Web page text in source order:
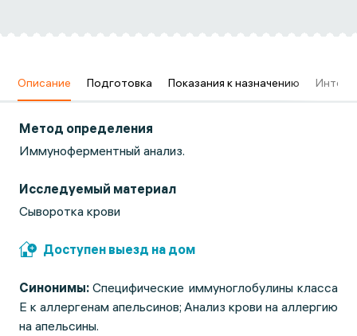
Описание Подготовка Показания к назначению
Метод определения
Иммуноферментный анализ.
Исследуемый материал
Сыворотка крови
Доступен выезд на дом
Синонимы:Специфические иммуноглобулины класса
Е к аллергенам апельсинов; Анализ крови на аллергию
на апельсины.